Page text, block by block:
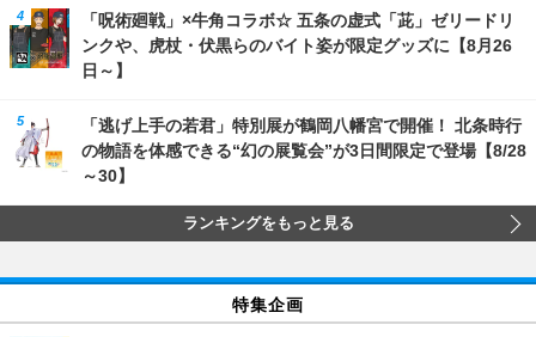
「呪術廻戦」×牛角コラボ☆ 五条の虚式「茈」ゼリードリ
ンクや、虎杖・伏黒らのバイト姿が限定グッズに【8月26
日～】
「逃げ上手の若君」特別展が鶴岡八幡宮で開催！ 北条時行
の物語を体感できる“幻の展覧会”が3日間限定で登場【8/28
～30】
ランキングをもっと見る
特集企画